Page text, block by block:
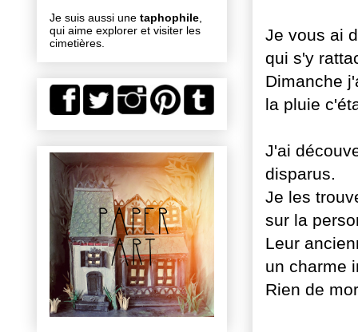
Je vous ai
qui s'y
Dimanche
la pluie
J'ai
disparus.
Je les
sur la
Leur
un charme
Rien de
Je suis aussi une taphophile
qui aime explorer et visiter les
cimetières.